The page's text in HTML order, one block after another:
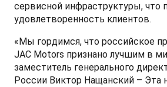
сервисной инфраструктуры, что
удовлетворенность клиентов.
«Мы гордимся, что российское
JAC Motors признано лучшим в
заместитель генерального
России Виктор Нащанский – Эта